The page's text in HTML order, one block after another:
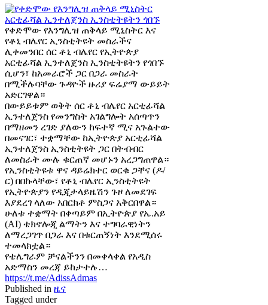
የቀድሞው የእንግሊዝ ጠቅላይ ሚኒስትር እና
የቶኒ ብሌየር ኢንስቲትዩት መስራችና
ሊቀመንበር ሰር ቶኒ ብሌየር የኢትዮጵያ
አርቲፊሻል ኢንተለጀንስ ኢንስቲትዩትን የጎበኙ
ሲሆን፣ ከአመራሮች ጋር በጋራ መስራት
በሚችሉባቸው ጉዳዮች ዙሪያ ፍሬያማ ውይይት
አድርገዋል።
በውይይቱም ወቅት ሰር ቶኒ ብሌየር አርቲፊሻል
ኢንተለጀንስ የመንግስት አገልግሎት አሰጣጥን
በማዘመን ረገድ ያለውን ከፍተኛ ሚና አጉልተው
በመናገር፣ ተቋማቸው ከኢትዮጵያ አርቲፊሻል
ኢንተለጀንስ ኢንስቲትዩት ጋር በትብብር
ለመስራት ሙሉ ቁርጠኛ መሆኑን አረጋግጠዋል።
የኢንስቲትዩቱ ዋና ዳይሬክተር ወርቁ ጋቸና (ዶ/
ር) በበኩላቸው፣ የቶኒ ብሌየር ኢንስቲትዩት
የኢትዮጵያን የዲጂታላይዜሽን ጉዞ ለመደገፍ
እያደረገ ላለው አበርክቶ ምስጋና አቅርበዋል።
ሁለቱ ተቋማት በቀጣይም በኢትዮጵያ የኤ.አይ
(AI) ቴክኖሎጂ ልማትን እና ተግባራዊነትን
ለማረጋገጥ በጋራ እና በቁርጠኝነት እንደሚሰሩ
ተመላክቷል።
የቴሌግራም ቻናልችንን በመቀላቀል የአዲስ
አድማስን መረጃ ይከታተሉ…
https://t.me/AdissAdmas
Published in ዜና
Tagged under